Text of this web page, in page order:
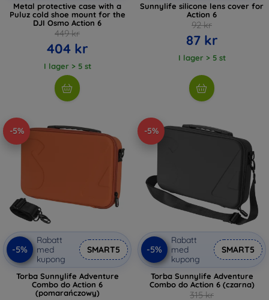
Metal protective case with a
Puluz cold shoe mount for the
DJI Osmo Action 6
449 kr
404 kr
I lager > 5 st
Sunnylife silicone lens cover for
Action 6
92 kr
87 kr
I lager > 5 st
-5%
-5%
Rabatt
med
kupong
SMART5
Torba Sunnylife Adventure
Combo do Action 6
(pomarańczowy)
-5%
-5%
Rabatt
med
kupong
SMART5
Torba Sunnylife Adventure
Combo do Action 6 (czarna)
315 kr